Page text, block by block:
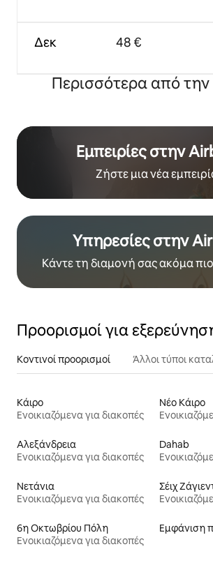
Δεκ 48 €
Περισσότερα από
Εμπειρίες στην
Ζήστε μια νέα
Υπηρεσίες στην
Κάντε τη διαμονή σας ακόμα
Προορισμοί για
Κοντινοί προορισμοί Άλλοι τύποι
Κάιρο
Ενοικιαζόμενα για διακοπές
Νέο Κάιρο
Αλεξάνδρεια
Ενοικιαζόμενα για διακοπές
Dahab
Νετάνια
Ενοικιαζόμενα για διακοπές
Σέιχ
6η Οκτωβρίου Πόλη
Ενοικιαζόμενα για διακοπές
Εμφάνιση